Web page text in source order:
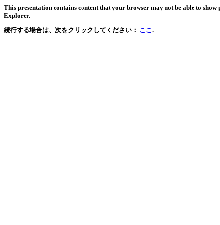
This presentation contains content that your browser may not be able to
Explorer.
続行する場合は、次をクリックしてください： ここ.